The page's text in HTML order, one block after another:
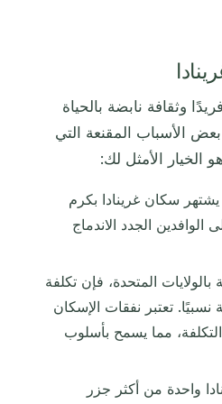
وثقافة نابضة بالحياة
الأسباب المقنعة التي
الخيار الأمثل لك:
سكان غرينادا بكرم
الجدد الاندماج
بالولايات المتحدة، فإن تكلفة
تعتبر نفقات الإسكان
مما يسمح بأسلوب
واحدة من أكثر جزر